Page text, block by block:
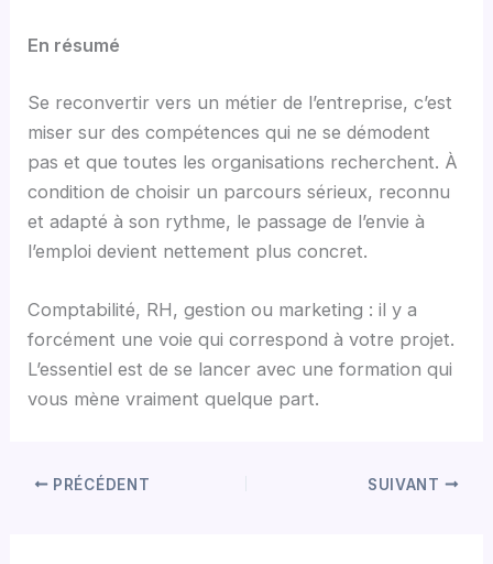
En résumé
Se reconvertir vers un métier de l’entreprise, c’est
miser sur des compétences qui ne se démodent
pas et que toutes les organisations recherchent. À
condition de choisir un parcours sérieux, reconnu
et adapté à son rythme, le passage de l’envie à
l’emploi devient nettement plus concret.
Comptabilité, RH, gestion ou marketing : il y a
forcément une voie qui correspond à votre projet.
L’essentiel est de se lancer avec une formation qui
vous mène vraiment quelque part.
PRÉCÉDENT SUIVANT